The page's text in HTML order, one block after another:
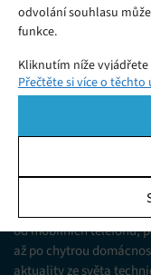
odvolání souhlasu
funkce.
Kliknutím níže
podrobnější rozhodnutí.
pomocí přepínačů v
Spravovat souhlas ve
Ukládání a/nebo
publiku
různých zdrojů.
Přečtěte si více o těchto
Jsme web zajímající se
od mobilních telefonů,
až po chytrou
aktuality ze světa